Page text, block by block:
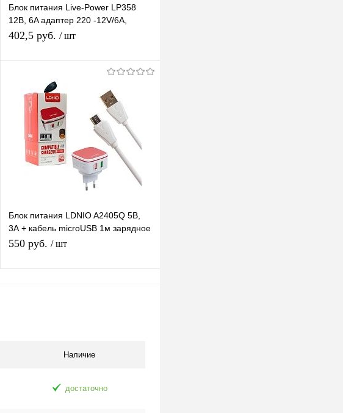
Блок питания Live-Power LP358
12В, 6A адаптер 220 -12V/6A,
штекер 5.5*2,5 мм
402,5 руб. / шт
Купить в 1 клик К сравнению
В избранное В наличии
Блок питания LDNIO A2405Q 5В,
3А + кабель microUSB 1м зарядное
устройство с 2 USB портами,
550 руб. / шт
Наличие
достаточно